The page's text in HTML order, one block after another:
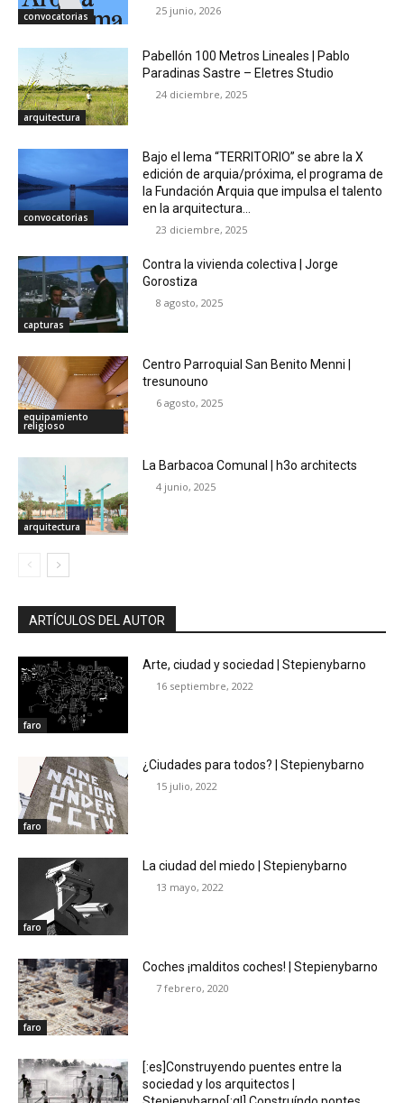
convocatorias 25 junio, 2026
arquitectura
Pabellón 100 Metros Lineales | Pablo
Paradinas Sastre – Eletres Studio
24 diciembre, 2025
convocatorias
Bajo el lema “TERRITORIO” se abre la X
edición de arquia/próxima, el programa de
la Fundación Arquia que impulsa el talento
en la arquitectura...
23 diciembre, 2025
capturas
Contra la vivienda colectiva | Jorge
Gorostiza
8 agosto, 2025
equipamiento
religioso
Centro Parroquial San Benito Menni |
tresunouno
6 agosto, 2025
arquitectura
La Barbacoa Comunal | h3o architects
4 junio, 2025
ARTÍCULOS DEL AUTOR
faro
Arte, ciudad y sociedad | Stepienybarno
16 septiembre, 2022
faro
¿Ciudades para todos? | Stepienybarno
15 julio, 2022
faro
La ciudad del miedo | Stepienybarno
13 mayo, 2022
faro
Coches ¡malditos coches! | Stepienybarno
7 febrero, 2020
[:es]Construyendo puentes entre la
sociedad y los arquitectos |